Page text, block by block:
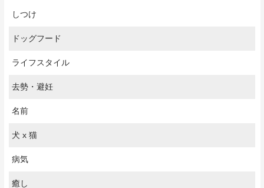
しつけ
ドッグフード
ライフスタイル
去勢・避妊
名前
犬 x 猫
病気
癒し